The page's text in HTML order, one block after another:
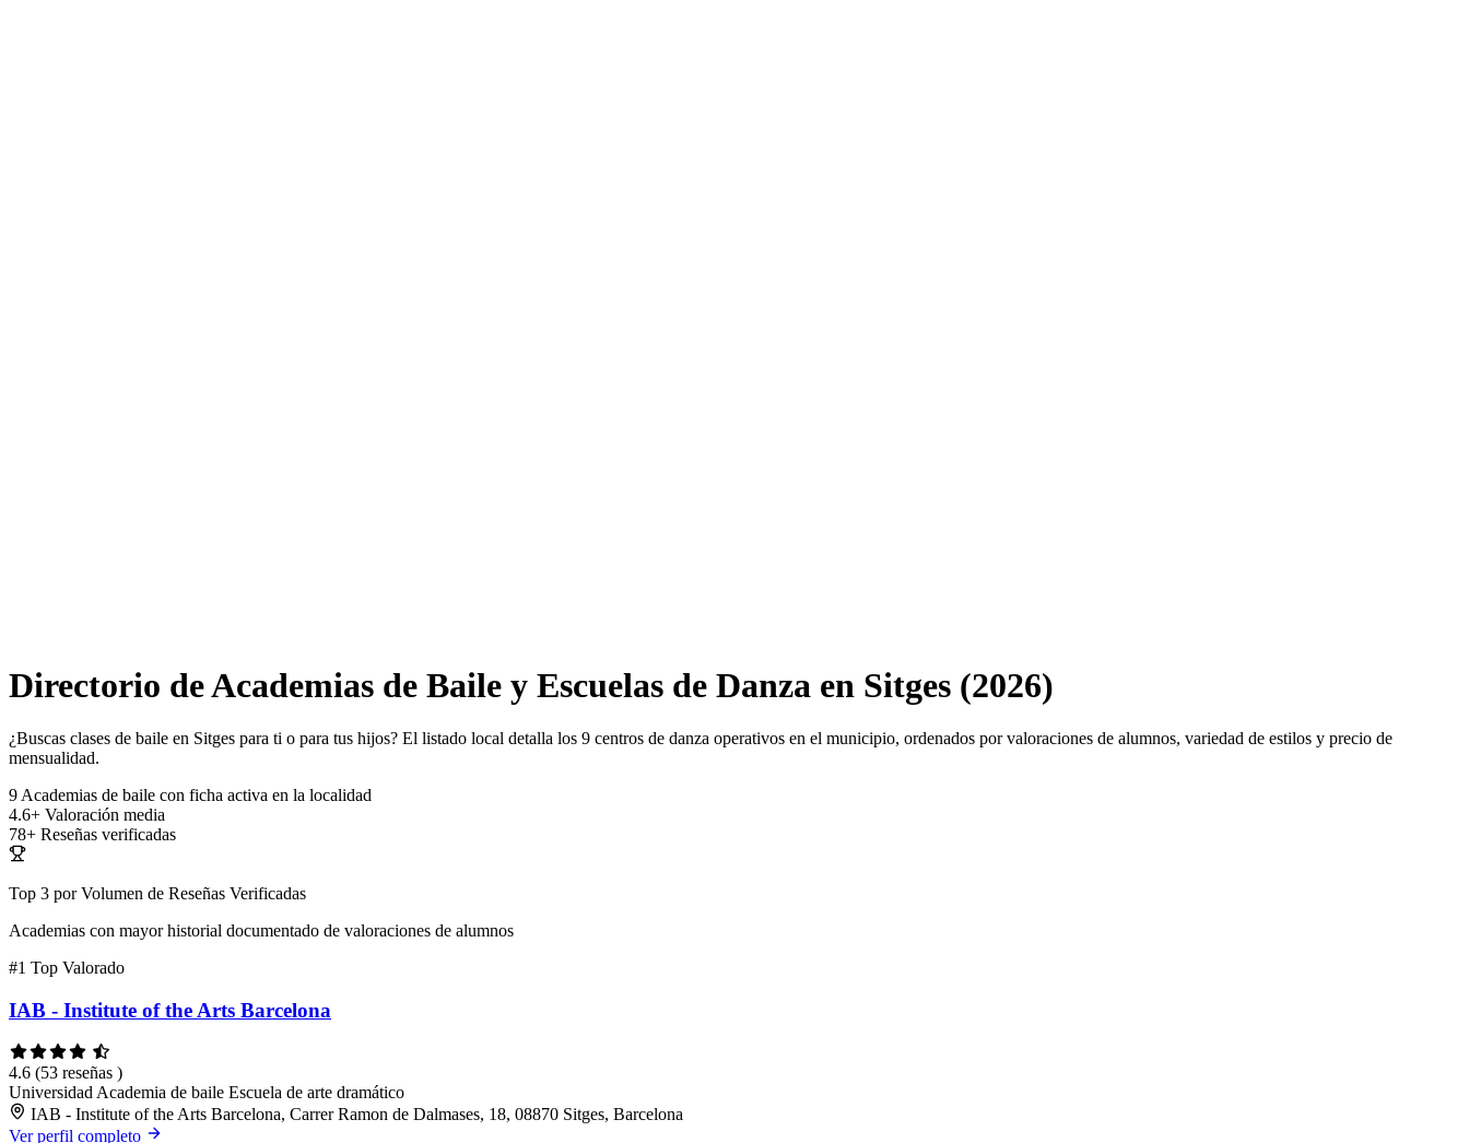
Directorio de Academias de Baile y Escuelas de Danza en Sitges (2026)
¿Buscas clases de baile en Sitges para ti o para tus hijos? El listado local detalla los 9 centros de danza operativos en el municipio, ordenados por valoraciones de alumnos, variedad de estilos y precio de
mensualidad.
9 Academias de baile con ficha activa en la localidad
4.6+ Valoración media
78+ Reseñas verificadas
Top 3 por Volumen de Reseñas Verificadas
Academias con mayor historial documentado de valoraciones de alumnos
#1 Top Valorado
IAB - Institute of the Arts Barcelona
4.6 (53 reseñas )
Universidad Academia de baile Escuela de arte dramático
IAB - Institute of the Arts Barcelona, Carrer Ramon de Dalmases, 18, 08870 Sitges, Barcelona
Ver perfil completo